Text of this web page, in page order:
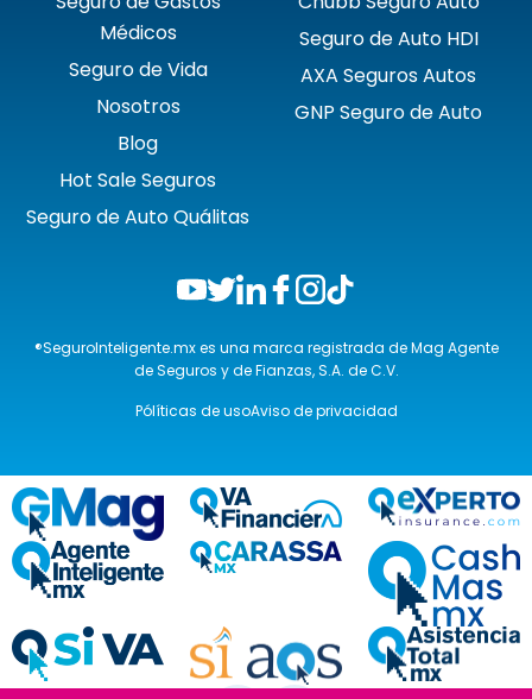
Médicos
Seguro de Vida
Nosotros
Blog
Hot Sale Seguros
Seguro de Auto Quálitas
Seguro de Auto HDI
AXA Seguros Autos
GNP Seguro de Auto
®SeguroInteligente.mx es una marca registrada de Mag Agente
de Seguros y de Fianzas, S.A. de C.V.
Pólíticas de usoAviso de privacidad